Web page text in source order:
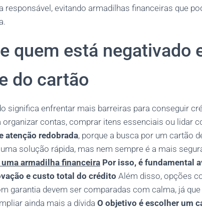
responsável, evitando armadilhas financeiras que
quem está negativado
do cartão
significa enfrentar mais barreiras para conseguir
organizar contas, comprar itens essenciais ou lidar
atenção redobrada, porque a busca por um cartão
solução rápida, mas nem sempre é a mais
armadilha financeira Por isso, é fundamental
e custo total do crédito Além disso, opções
garantia devem ser comparadas com calma, já
ainda mais a dívida O objetivo é escolher um